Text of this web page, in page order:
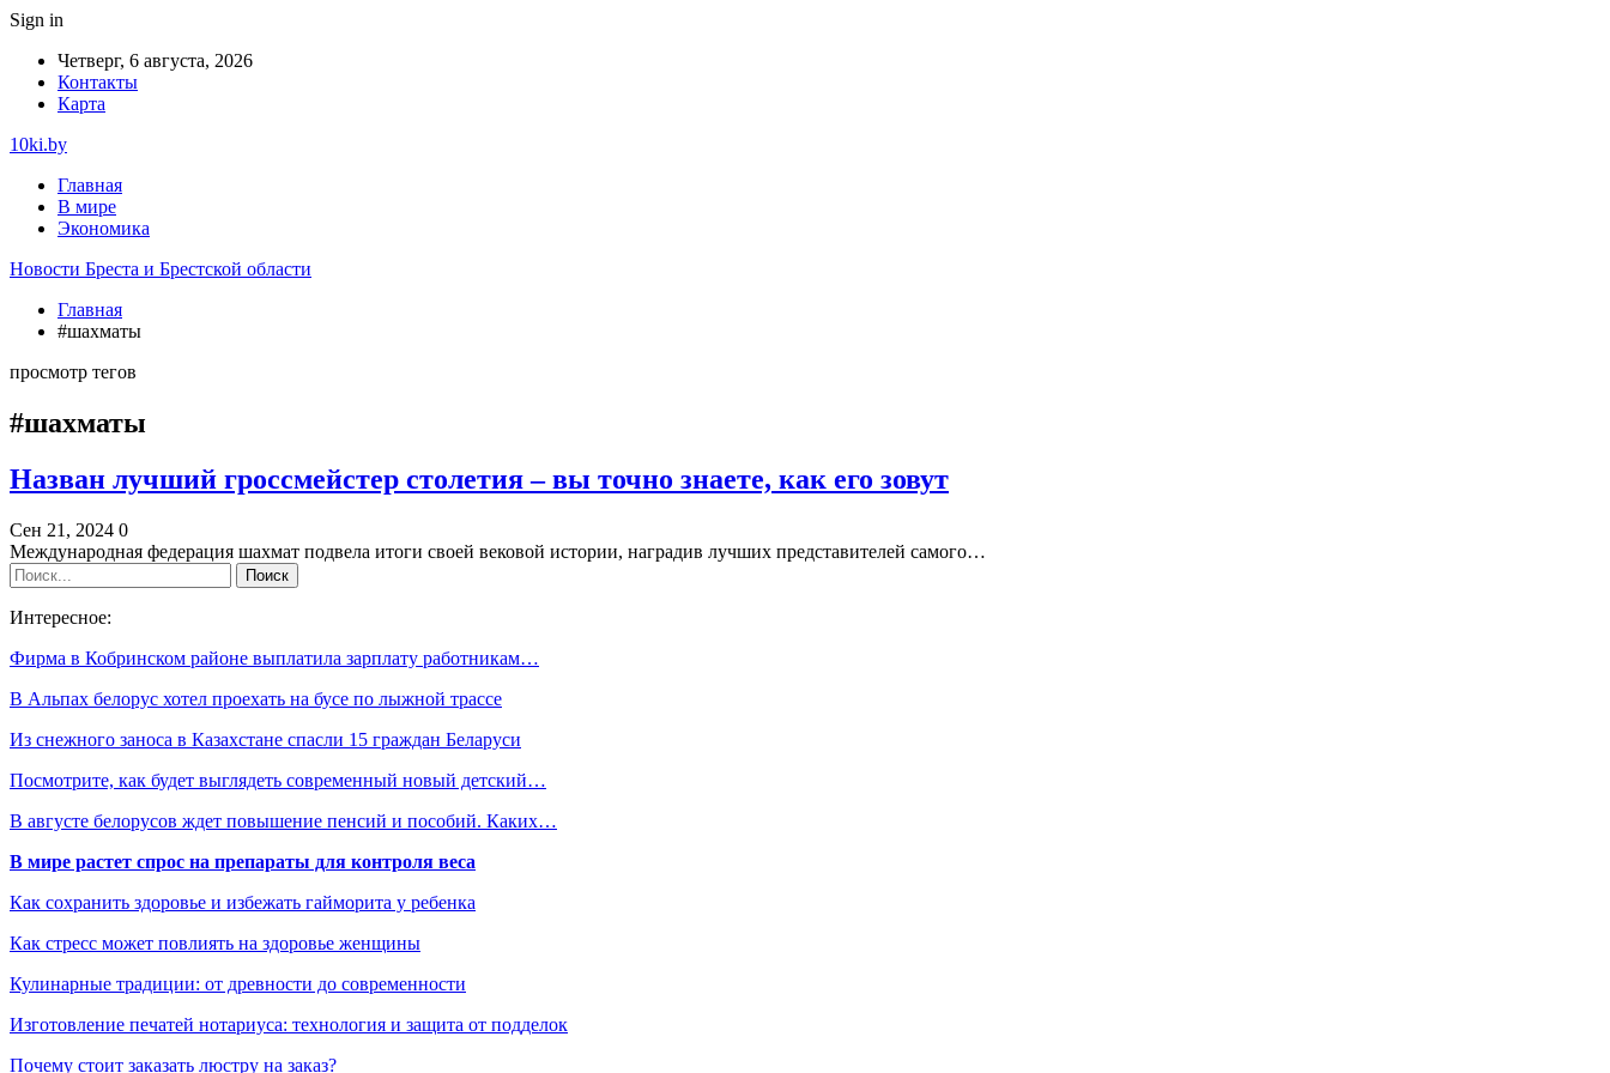
Sign in
Четверг, 6 августа, 2026
Контакты
Карта
10ki.by
Главная
В мире
Экономика
Новости Бреста и Брестской области
Главная
#шахматы
просмотр тегов
#шахматы
Назван лучший гроссмейстер столетия – вы точно знаете, как его зовут
Сен 21, 2024 0
Международная федерация шахмат подвела итоги своей вековой истории, наградив лучших представителей самого…
Интересное:
Фирма в Кобринском районе выплатила зарплату работникам…
В Альпах белорус хотел проехать на бусе по лыжной трассе
Из снежного заноса в Казахстане спасли 15 граждан Беларуси
Посмотрите, как будет выглядеть современный новый детский…
В августе белорусов ждет повышение пенсий и пособий. Каких…
В мире растет спрос на препараты для контроля веса
Как сохранить здоровье и избежать гайморита у ребенка
Как стресс может повлиять на здоровье женщины
Кулинарные традиции: от древности до современности
Изготовление печатей нотариуса: технология и защита от подделок
Почему стоит заказать люстру на заказ?